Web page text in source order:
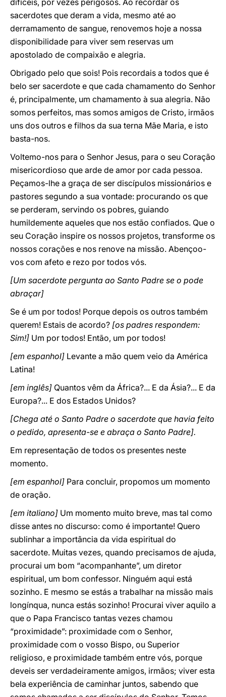
difíceis, por vezes perigosos. Ao recordar os
sacerdotes que deram a vida, mesmo até ao
derramamento de sangue, renovemos hoje a nossa
disponibilidade para viver sem reservas um
apostolado de compaixão e alegria.
Obrigado pelo que sois! Pois recordais a todos que é
belo ser sacerdote e que cada chamamento do Senhor
é, principalmente, um chamamento à sua alegria. Não
somos perfeitos, mas somos amigos de Cristo, irmãos
uns dos outros e filhos da sua terna Mãe Maria, e isto
basta-nos.
Voltemo-nos para o Senhor Jesus, para o seu Coração
misericordioso que arde de amor por cada pessoa.
Peçamos-lhe a graça de ser discípulos missionários e
pastores segundo a sua vontade: procurando os que
se perderam, servindo os pobres, guiando
humildemente aqueles que nos estão confiados. Que o
seu Coração inspire os nossos projetos, transforme os
nossos corações e nos renove na missão. Abençoo-
vos com afeto e rezo por todos vós.
[Um sacerdote pergunta ao Santo Padre se o pode
abraçar]
Se é um por todos! Porque depois os outros também
querem! Estais de acordo? [os padres respondem:
Sim!] Um por todos! Então, um por todos!
[em espanhol] Levante a mão quem veio da América
Latina!
[em inglês] Quantos vêm da África?... E da Ásia?... E da
Europa?... E dos Estados Unidos?
[Chega até o Santo Padre o sacerdote que havia feito
o pedido, apresenta-se e abraça o Santo Padre].
Em representação de todos os presentes neste
momento.
[em espanhol] Para concluir, propomos um momento
de oração.
[em italiano] Um momento muito breve, mas tal como
disse antes no discurso: como é importante! Quero
sublinhar a importância da vida espiritual do
sacerdote. Muitas vezes, quando precisamos de ajuda,
procurai um bom “acompanhante”, um diretor
espiritual, um bom confessor. Ninguém aqui está
sozinho. E mesmo se estás a trabalhar na missão mais
longínqua, nunca estás sozinho! Procurai viver aquilo a
que o Papa Francisco tantas vezes chamou
“proximidade”: proximidade com o Senhor,
proximidade com o vosso Bispo, ou Superior
religioso, e proximidade também entre vós, porque
deveis ser verdadeiramente amigos, irmãos; viver esta
bela experiência de caminhar juntos, sabendo que